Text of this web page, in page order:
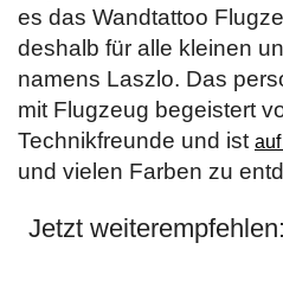
es das Wandtattoo
deshalb für alle kleinen
namens Laszlo. Das
mit Flugzeug begeistert
Technikfreunde und ist
und vielen Farben zu
Jetzt weiterempfehlen: